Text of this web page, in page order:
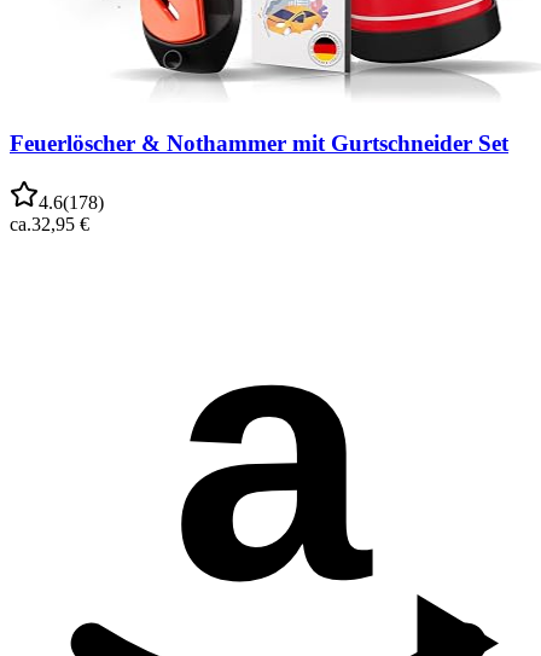
Feuerlöscher & Nothammer mit Gurtschneider Set
4.6(178)
ca.32,95 €
a